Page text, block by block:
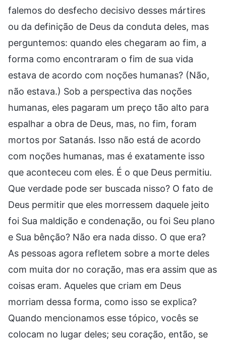
falemos do desfecho decisivo desses mártires
ou da definição de Deus da conduta deles, mas
perguntemos: quando eles chegaram ao fim, a
forma como encontraram o fim de sua vida
estava de acordo com noções humanas? (Não,
não estava.) Sob a perspectiva das noções
humanas, eles pagaram um preço tão alto para
espalhar a obra de Deus, mas, no fim, foram
mortos por Satanás. Isso não está de acordo
com noções humanas, mas é exatamente isso
que aconteceu com eles. É o que Deus permitiu.
Que verdade pode ser buscada nisso? O fato de
Deus permitir que eles morressem daquele jeito
foi Sua maldição e condenação, ou foi Seu plano
e Sua bênção? Não era nada disso. O que era?
As pessoas agora refletem sobre a morte deles
com muita dor no coração, mas era assim que as
coisas eram. Aqueles que criam em Deus
morriam dessa forma, como isso se explica?
Quando mencionamos esse tópico, vocês se
colocam no lugar deles; seu coração, então, se